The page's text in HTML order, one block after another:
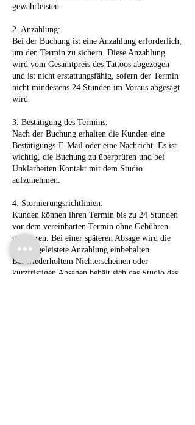
gewährleisten.
2. Anzahlung:
Bei der Buchung ist eine Anzahlung erforderlich,
um den Termin zu sichern. Diese Anzahlung
wird vom Gesamtpreis des Tattoos abgezogen
und ist nicht erstattungsfähig, sofern der Termin
nicht mindestens 24 Stunden im Voraus abgesagt
wird.
3. Bestätigung des Termins:
Nach der Buchung erhalten die Kunden eine
Bestätigungs-E-Mail oder eine Nachricht. Es ist
wichtig, die Buchung zu überprüfen und bei
Unklarheiten Kontakt mit dem Studio
aufzunehmen.
4. Stornierungsrichtlinien:
Kunden können ihren Termin bis zu 24 Stunden
vor dem vereinbarten Termin ohne Gebühren
stornieren. Bei einer späteren Absage wird die
bereits geleistete Anzahlung einbehalten.
Bei wiederholtem Nichterscheinen oder
kurzfristigen Absagen behält sich das Studio das